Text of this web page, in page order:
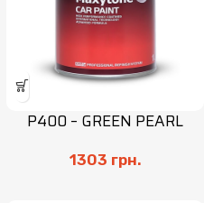
P400 – GREEN PEARL
1303 грн.